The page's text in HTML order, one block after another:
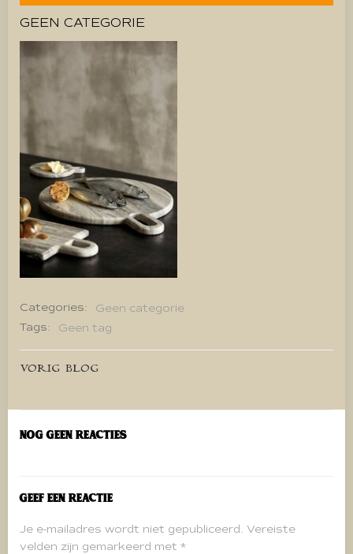
GEEN CATEGORIE
Categories:
Geen categorie
Tags:
Geen tag
Bericht
navigatie
VORIG BLOG
Nog geen reacties
Geef een reactie
Je e-mailadres wordt niet gepubliceerd. Vereiste
velden zijn gemarkeerd met *